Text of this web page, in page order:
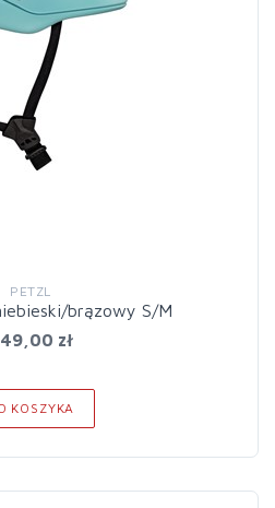
PETZL
brązowy S/M
zł
KOSZYKA